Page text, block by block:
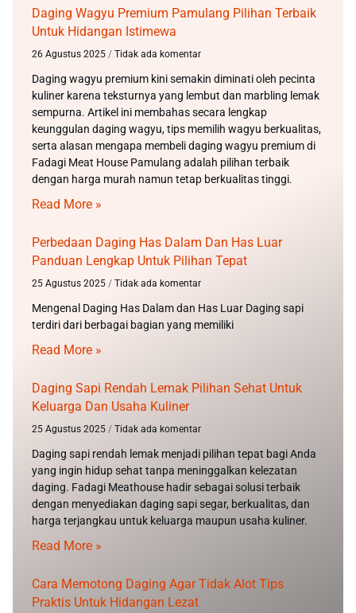
Daging Wagyu Premium Pamulang Pilihan Terbaik
Untuk Hidangan Istimewa
26 Agustus 2025 Tidak ada komentar
Daging wagyu premium kini semakin diminati oleh pecinta
kuliner karena teksturnya yang lembut dan marbling lemak
sempurna. Artikel ini membahas secara lengkap
keunggulan daging wagyu, tips memilih wagyu berkualitas,
serta alasan mengapa membeli daging wagyu premium di
Fadagi Meat House Pamulang adalah pilihan terbaik
dengan harga murah namun tetap berkualitas tinggi.
Read More »
Perbedaan Daging Has Dalam Dan Has Luar
Panduan Lengkap Untuk Pilihan Tepat
25 Agustus 2025 Tidak ada komentar
Mengenal Daging Has Dalam dan Has Luar Daging sapi
terdiri dari berbagai bagian yang memiliki
Read More »
Daging Sapi Rendah Lemak Pilihan Sehat Untuk
Keluarga Dan Usaha Kuliner
25 Agustus 2025 Tidak ada komentar
Daging sapi rendah lemak menjadi pilihan tepat bagi Anda
yang ingin hidup sehat tanpa meninggalkan kelezatan
daging. Fadagi Meathouse hadir sebagai solusi terbaik
dengan menyediakan daging sapi segar, berkualitas, dan
harga terjangkau untuk keluarga maupun usaha kuliner.
Read More »
Cara Memotong Daging Agar Tidak Alot Tips
Praktis Untuk Hidangan Lezat